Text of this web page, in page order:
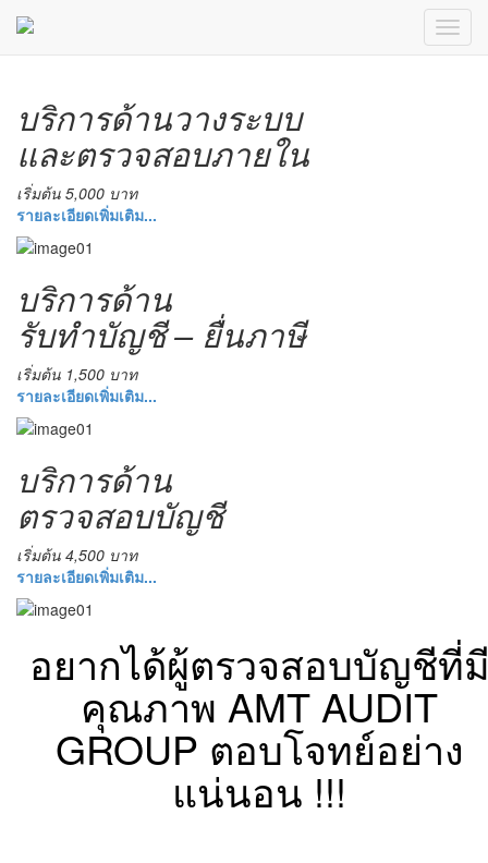
บริการด้านวางระบบ
และตรวจสอบภายใน
เริ่มต้น 5,000 บาท
รายละเอียดเพิ่มเติม...
บริการด้าน
รับทำบัญชี – ยื่นภาษี
เริ่มต้น 1,500 บาท
รายละเอียดเพิ่มเติม...
บริการด้าน
ตรวจสอบบัญชี
เริ่มต้น 4,500 บาท
รายละเอียดเพิ่มเติม...
อยากได้ผู้ตรวจสอบบัญชีที่
คุณภาพ AMT AUDIT
GROUP ตอบโจทย์อย่าง
แน่นอน !!!